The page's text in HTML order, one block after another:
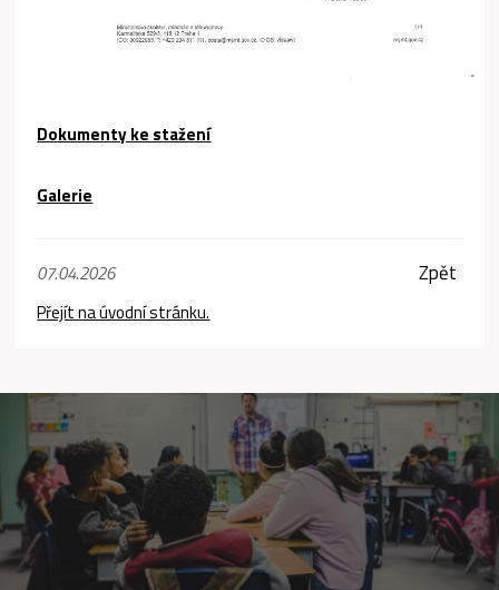
Dokumenty ke stažení
Galerie
07.04.2026 Zpět
Přejít na úvodní stránku.